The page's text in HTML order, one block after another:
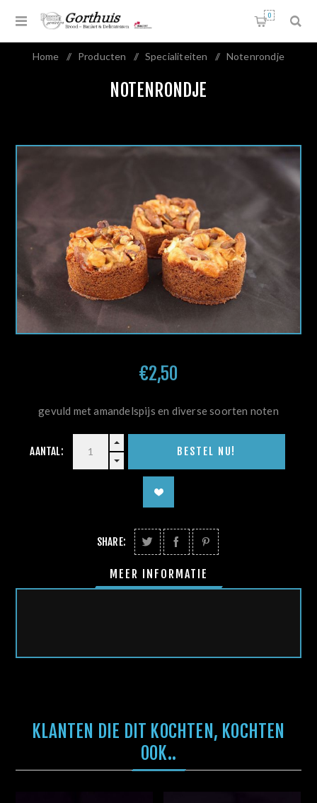
0
Home / Producten / Specialiteiten / Notenrondje
NOTENRONDJE
€2,50
gevuld met amandelspijs en diverse soorten noten
AANTAL:
SHARE:
MEER INFORMATIE
KLANTEN DIE DIT KOCHTEN, KOCHTEN
OOK..